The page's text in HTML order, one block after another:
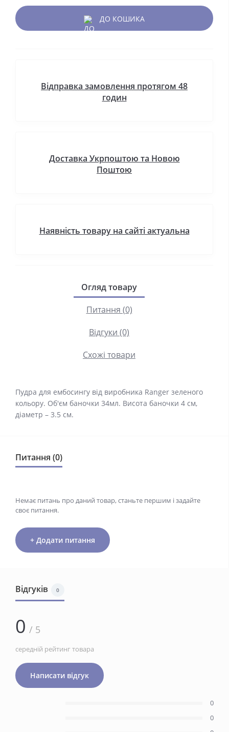
ДО КОШИКА
Відправка замовлення протягом 48
годин
Доставка Укрпоштою та Новою
Поштою
Наявність товару на сайті актуальна
Огляд товару
Питання (0)
Відгуки (0)
Схожі товари
Пудра для ембосингу від виробника Ranger зеленого
кольору. Об'єм баночки 34мл. Висота баночки 4 см,
діаметр – 3.5 см.
Питання (0)
Немає питань про даний товар, станьте першим і задайте
своє питання.
+ Додати питання
Відгуків 0
0 / 5
середній рейтинг товара
Написати відгук
0
0